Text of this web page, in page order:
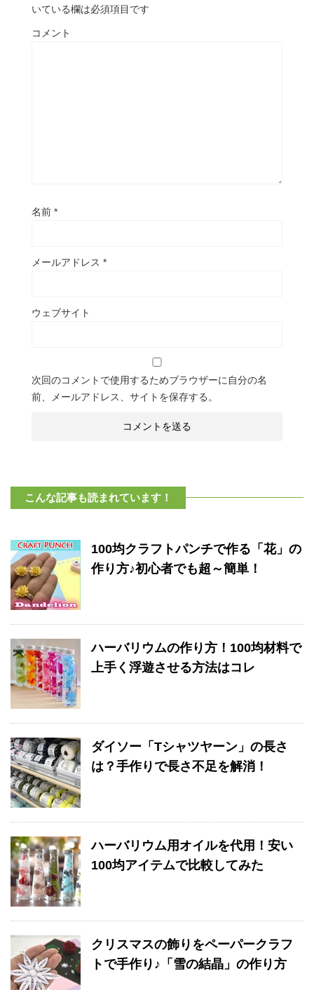
いている欄は必須項目です
コメント
名前 *
メールアドレス *
ウェブサイト
次回のコメントで使用するためブラウザーに自分の名
前、メールアドレス、サイトを保存する。
こんな記事も読まれています！
100均クラフトパンチで作る「花」の
作り方♪初心者でも超～簡単！
ハーバリウムの作り方！100均材料で
上手く浮遊させる方法はコレ
ダイソー「Tシャツヤーン」の長さ
は？手作りで長さ不足を解消！
ハーバリウム用オイルを代用！安い
100均アイテムで比較してみた
クリスマスの飾りをペーパークラフ
トで手作り♪「雪の結晶」の作り方